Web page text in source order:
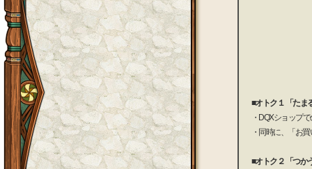
■オトク１ 「たま
・DQXショップ
・同時に、「お
■オトク２ 「つか